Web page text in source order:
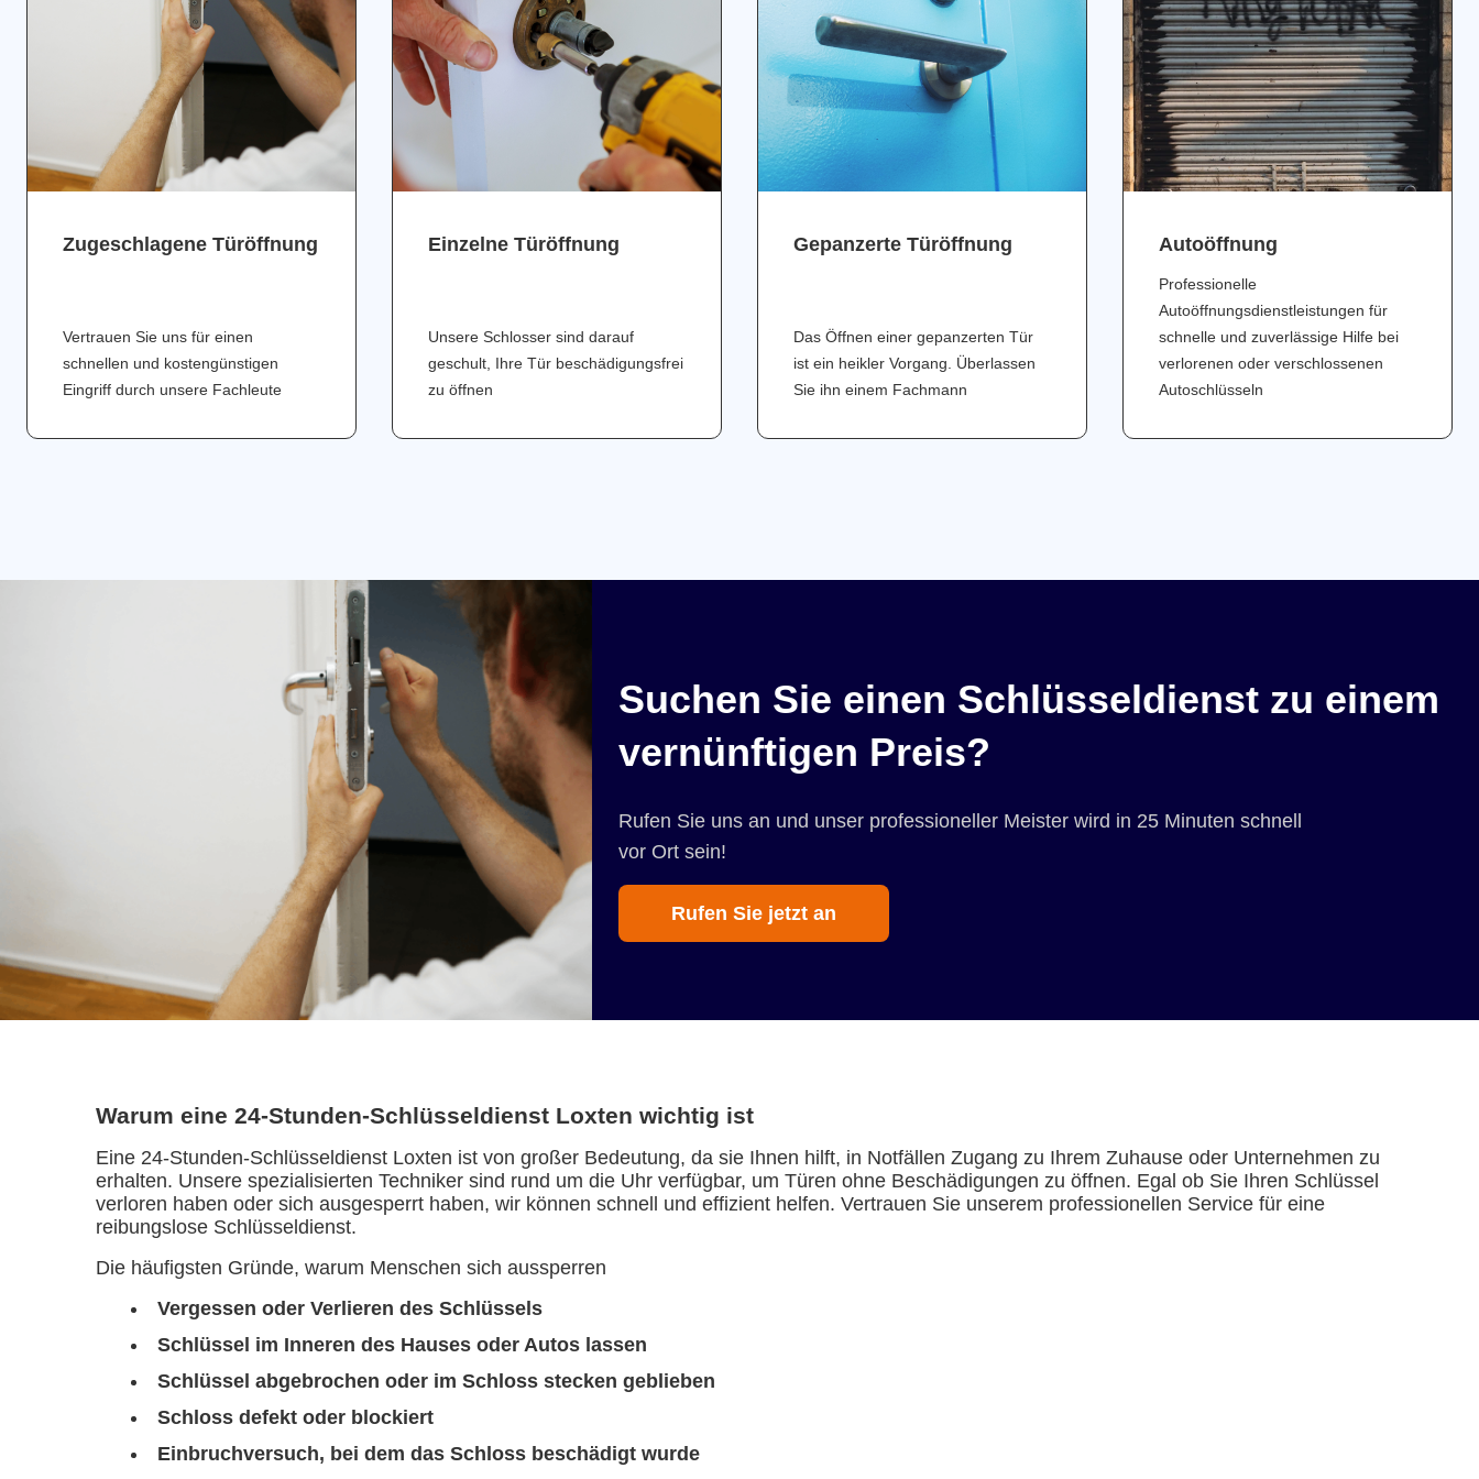
Zugeschlagene Türöffnung
Vertrauen Sie uns für einen
schnellen und kostengünstigen
Eingriff durch unsere Fachleute
Einzelne Türöffnung
Unsere Schlosser sind darauf
geschult, Ihre Tür beschädigungsfrei
zu öffnen
Gepanzerte Türöffnung
Das Öffnen einer gepanzerten Tür
ist ein heikler Vorgang. Überlassen
Sie ihn einem Fachmann
Аutoöffnung
Professionelle
Autoöffnungsdienstleistungen für
schnelle und zuverlässige Hilfe bei
verlorenen oder verschlossenen
Autoschlüsseln
Suchen Sie einen Schlüsseldienst zu einem
vernünftigen Preis?
Rufen Sie uns an und unser professioneller Meister wird in 25 Minuten schnell
vor Ort sein!
Rufen Sie jetzt an
Warum eine 24-Stunden-Schlüsseldienst Loxten wichtig ist
Eine 24-Stunden-Schlüsseldienst Loxten ist von großer Bedeutung, da sie Ihnen hilft, in Notfällen Zugang zu Ihrem Zuhause oder Unternehmen zu
erhalten. Unsere spezialisierten Techniker sind rund um die Uhr verfügbar, um Türen ohne Beschädigungen zu öffnen. Egal ob Sie Ihren Schlüssel
verloren haben oder sich ausgesperrt haben, wir können schnell und effizient helfen. Vertrauen Sie unserem professionellen Service für eine
reibungslose Schlüsseldienst.
Die häufigsten Gründe, warum Menschen sich aussperren
Vergessen oder Verlieren des Schlüssels
Schlüssel im Inneren des Hauses oder Autos lassen
Schlüssel abgebrochen oder im Schloss stecken geblieben
Schloss defekt oder blockiert
Einbruchversuch, bei dem das Schloss beschädigt wurde